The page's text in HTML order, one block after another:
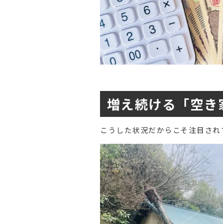
増え続ける「空き
こうした状況だからこそ注目さ